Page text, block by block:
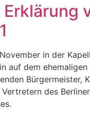
in der
auf dem
Bürgermeister,
des Berliner